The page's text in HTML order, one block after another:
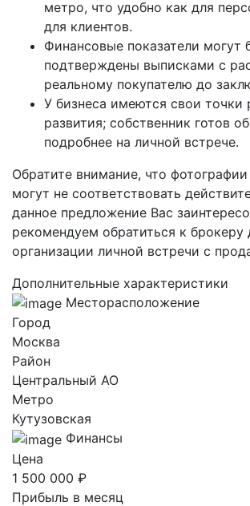
метро, что удобно как для
для клиентов.
Финансовые показатели могут
подтверждены выписками с
реальному покупателю до
У бизнеса имеются свои точки
развития; собственник готов
подробнее на личной встрече.
Обратите внимание, что
могут не соответствовать
данное предложение Вас
рекомендуем обратиться к брокеру
организации личной встречи с
Дополнительные характеристики
Месторасположение
Город
Москва
Район
Центральный AO
Метро
Кутузовская
Финансы
Цена
1 500 000 ₽
Прибыль в месяц